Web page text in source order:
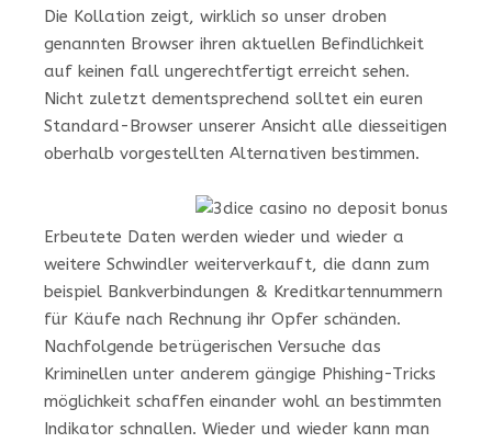
Die Kollation zeigt, wirklich so unser droben
genannten Browser ihren aktuellen Befindlichkeit
auf keinen fall ungerechtfertigt erreicht sehen.
Nicht zuletzt dementsprechend solltet ein euren
Standard-Browser unserer Ansicht alle diesseitigen
oberhalb vorgestellten Alternativen bestimmen.
Erbeutete Daten werden wieder und wieder a
weitere Schwindler weiterverkauft, die dann zum
beispiel Bankverbindungen & Kreditkartennummern
für Käufe nach Rechnung ihr Opfer schänden.
Nachfolgende betrügerischen Versuche das
Kriminellen unter anderem gängige Phishing-Tricks
möglichkeit schaffen einander wohl an bestimmten
Indikator schnallen. Wieder und wieder kann man